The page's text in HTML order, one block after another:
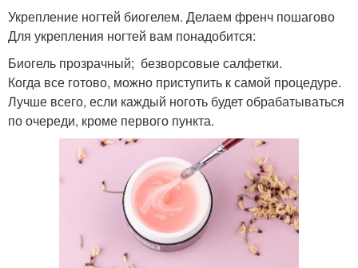
Укрепление ногтей биогелем. Делаем френч пошагово
Для укрепления ногтей вам понадобится:
Биогель прозрачный; безворсовые салфетки.
Когда все готово, можно приступить к самой процедуре.
Лучше всего, если каждый ноготь будет обрабатываться
по очереди, кроме первого пункта.